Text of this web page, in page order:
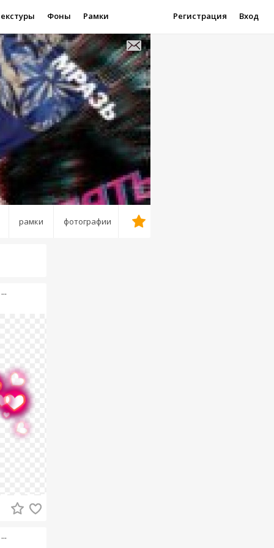
Фоны Рамки Регистрация Вход
рамки фотографии